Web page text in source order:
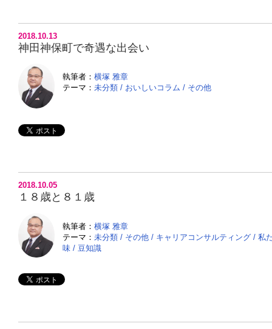
2018.10.13
神田神保町で奇遇な出会い
執筆者： 横塚 雅章
テーマ： 未分類 / おいしいコラム / その他
2018.10.05
１８歳と８１歳
執筆者： 横塚 雅章
テーマ： 未分類 / その他 / キャリアコンサルティング / 私
味 / 豆知識